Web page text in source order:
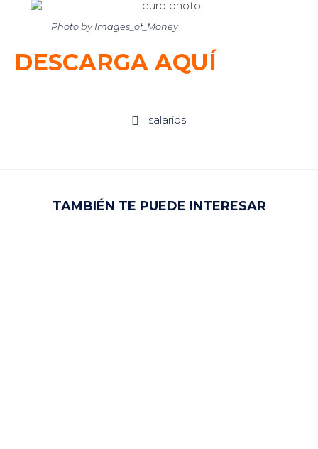
Photoby Images_of_Money
DESCARGA AQUÍ
 salarios
TAMBIÉN TE PUEDE INTERESAR